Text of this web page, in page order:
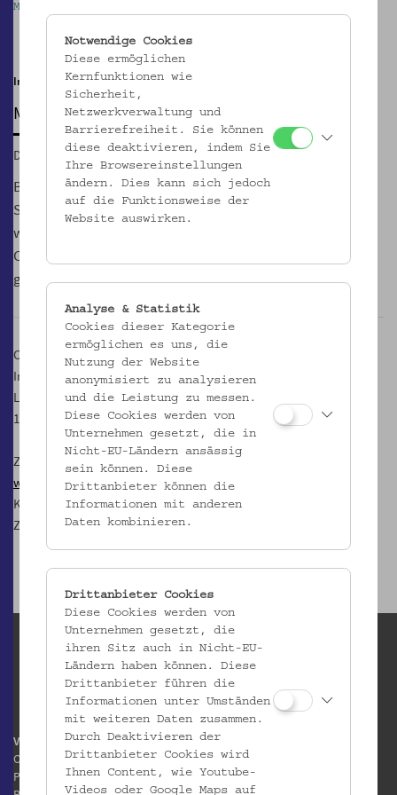
Mostothek im Volkskundemuseum Wien
Im Innenhof | noch bis 29.10.
MOSTOTHEK
Di, 16.07.2019, 17:00
Bei der GeSOKS, Gesellschaft für Streuobstkulturen und
Supplementäres, Wiens erstem und einzigen Mostverein,
werden jeden Dienstag von 17.00 bis 21.00 Uhr Säfte, Moste,
Cider und Sprudelvarianten aus Äpfeln und Birnen
geschmacklich verhandelt.
Ort:
Innenhof des Volkskundemuseum Wien
Laudongasse Tor 19
1080 Wien
Zur
Mostothek im Volkskundemuseum Wien
www.gesoks.net
Kontakt:
most@gesoks.net
Zudem findet man die GeSOKS auf
Volkskundemuseum Wien
Otto Wagner Areal
Pavillon 1
Notwendige Cookies
Diese ermöglichen
Kernfunktionen wie
Sicherheit,
Netzwerkverwaltung und
Barrierefreiheit. Sie können
diese deaktivieren, indem Sie
Ihre Browsereinstellungen
ändern. Dies kann sich jedoch
auf die Funktionsweise der
Website auswirken.
Analyse & Statistik
Cookies dieser Kategorie
ermöglichen es uns, die
Nutzung der Website
anonymisiert zu analysieren
und die Leistung zu messen.
Diese Cookies werden von
Unternehmen gesetzt, die in
Nicht-EU-Ländern ansässig
sein können. Diese
Drittanbieter können die
Informationen mit anderen
Daten kombinieren.
Drittanbieter Cookies
Diese Cookies werden von
Unternehmen gesetzt, die
ihren Sitz auch in Nicht-EU-
Ländern haben können. Diese
Drittanbieter führen die
Informationen unter Umständen
mit weiteren Daten zusammen.
Durch Deaktivieren der
Drittanbieter Cookies wird
Ihnen Content, wie Youtube-
Videos oder Google Maps auf